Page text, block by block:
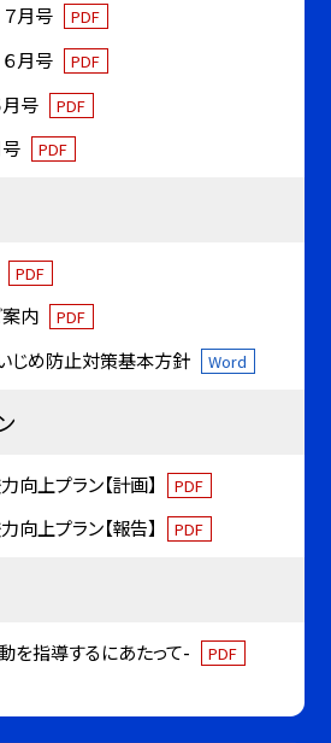
月号 PDF
月号 PDF
号 PDF
PDF
PDF
内 PDF
じめ防止対策基本方針 Word
上プラン【計画】 PDF
上プラン【報告】 PDF
を指導するにあたって- PDF